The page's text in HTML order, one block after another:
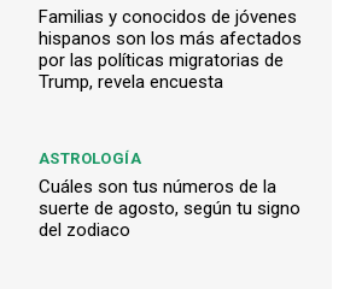
Familias y conocidos de jóvenes
hispanos son los más afectados
por las políticas migratorias de
Trump, revela encuesta
ASTROLOGÍA
Cuáles son tus números de la
suerte de agosto, según tu signo
del zodiaco